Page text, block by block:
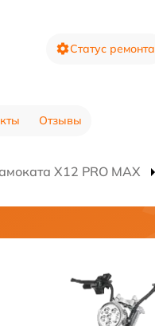
Статус ремонта
Отзывы
X12 PRO MAX